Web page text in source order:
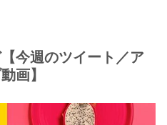
今週のツイート／ア
画】